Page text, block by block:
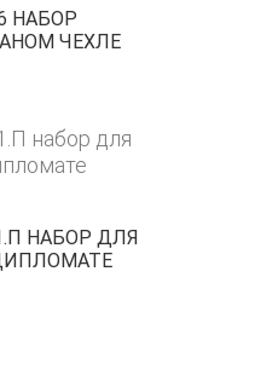
НАБОР
ЧЕХЛЕ
НАБОР ДЛЯ